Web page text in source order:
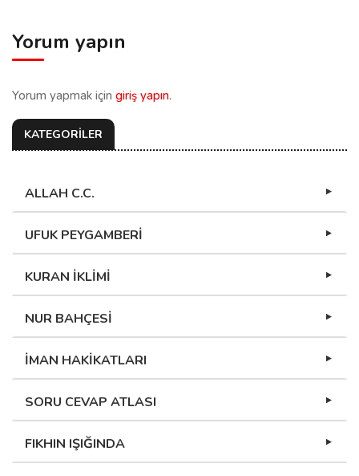
Yorum yapın
Yorum yapmak için giriş yapın.
KATEGORİLER
ALLAH C.C.
UFUK PEYGAMBERİ
KURAN İKLİMİ
NUR BAHÇESİ
İMAN HAKİKATLARI
SORU CEVAP ATLASI
FIKHIN IŞIĞINDA